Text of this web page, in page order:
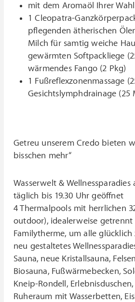
mit dem Aromaöl Ihrer Wahl
1 Cleopatra-
pflegenden ätherischen
Milch für samtig weiche
gewärmten Softpackliege
wärmendes Fango (2 Pkg)
1 Fußreflexzonenmassage
Gesichtslymphdrainage (25
Getreu unserem Credo bieten
bisschen mehr“
Wasserwelt & Wellnessparadies
täglich bis 19.30 Uhr geöffnet
4 Thermalpools mit herrlichen
outdoor), idealerweise getrennt
Familytherme, um alle glücklich
neu gestaltetes
Sauna, neue Kristallsauna,
Biosauna, Fußwärmebecken,
Kneip-Rondell,
Ruheraum mit Wasserbetten,